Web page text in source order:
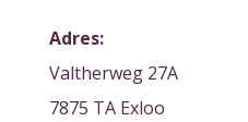
Adres:
Valtherweg 27A
7875 TA Exloo